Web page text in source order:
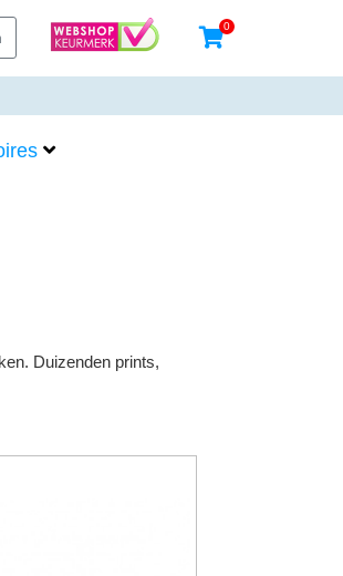
0
Duizenden prints,